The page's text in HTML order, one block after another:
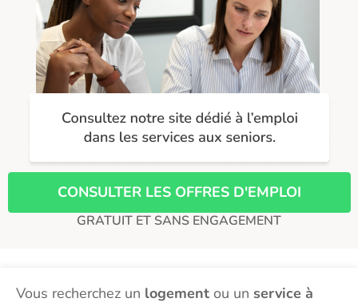
CONSULTER LES OFFRES D'EMPLOI
GRATUIT ET SANS ENGAGEMENT
Vous recherchez un logement ou un service à